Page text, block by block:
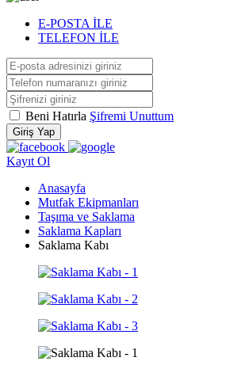
E-POSTA İLE
TELEFON İLE
Beni Hatırla Şifremi Unuttum
Giriş Yap
Kayıt Ol
Anasayfa
Mutfak Ekipmanları
Taşıma ve Saklama
Saklama Kapları
Saklama Kabı